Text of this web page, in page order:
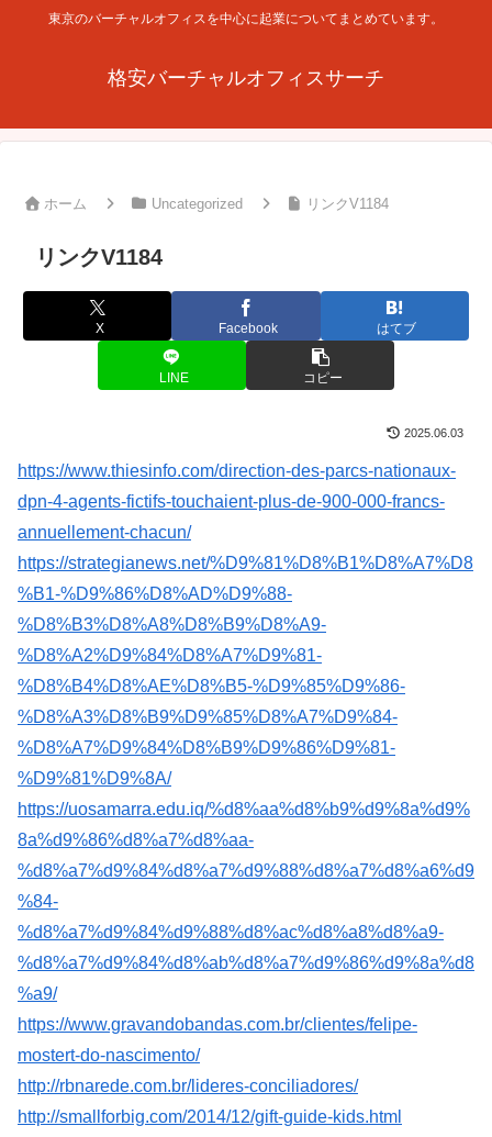
東京のバーチャルオフィスを中心に起業についてまとめています。
格安バーチャルオフィスサーチ
ホーム Uncategorized リンクV1184
リンクV1184
X Facebook はてブ
LINE コピー
2025.06.03
https://www.thiesinfo.com/direction-des-parcs-nationaux-
dpn-4-agents-fictifs-touchaient-plus-de-900-000-francs-
annuellement-chacun/
https://strategianews.net/%D9%81%D8%B1%D8%A7%D8
%B1-%D9%86%D8%AD%D9%88-
%D8%B3%D8%A8%D8%B9%D8%A9-
%D8%A2%D9%84%D8%A7%D9%81-
%D8%B4%D8%AE%D8%B5-%D9%85%D9%86-
%D8%A3%D8%B9%D9%85%D8%A7%D9%84-
%D8%A7%D9%84%D8%B9%D9%86%D9%81-
%D9%81%D9%8A/
https://uosamarra.edu.iq/%d8%aa%d8%b9%d9%8a%d9%
8a%d9%86%d8%a7%d8%aa-
%d8%a7%d9%84%d8%a7%d9%88%d8%a7%d8%a6%d9
%84-
%d8%a7%d9%84%d9%88%d8%ac%d8%a8%d8%a9-
%d8%a7%d9%84%d8%ab%d8%a7%d9%86%d9%8a%d8
%a9/
https://www.gravandobandas.com.br/clientes/felipe-
mostert-do-nascimento/
http://rbnarede.com.br/lideres-conciliadores/
http://smallforbig.com/2014/12/gift-guide-kids.html